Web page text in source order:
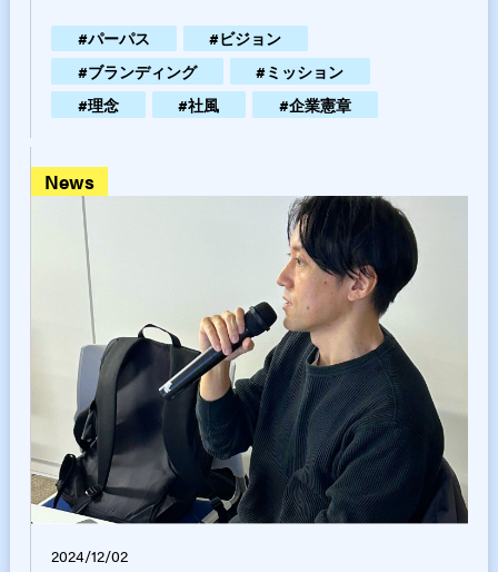
#パーパス #ビジョン
#ブランディング #ミッション
#理念 #社風 #企業憲章
news
2024/12/02